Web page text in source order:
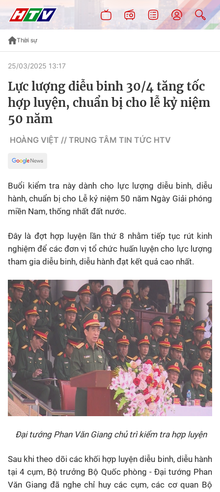
Thời sự
25/03/2025 13:17
Lực lượng diễu binh 30/4 tăng tốc
hợp luyện, chuẩn bị cho lễ kỷ niệm
50 năm
HOÀNG VIỆT // TRUNG TÂM TIN TỨC HTV
Buổi kiểm tra này dành cho lực lượng diễu binh, diễu
hành, chuẩn bị cho Lễ kỷ niệm 50 năm Ngày Giải phóng
miền Nam, thống nhất đất nước.
Đây là đợt hợp luyện lần thứ 8 nhằm tiếp tục rút kinh
nghiệm để các đơn vị tổ chức huấn luyện cho lực lượng
tham gia diễu binh, diễu hành đạt kết quả cao nhất.
Đại tướng Phan Văn Giang chủ trì kiểm tra hợp luyện
Sau khi theo dõi các khối hợp luyện diễu binh, diễu hành
tại 4 cụm, Bộ trưởng Bộ Quốc phòng - Đại tướng Phan
Văn Giang đã nghe chỉ huy các cụm, các cơ quan Bộ